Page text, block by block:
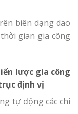
biên dạng dao
gian gia công
lược gia công
định vị
tự động các chi